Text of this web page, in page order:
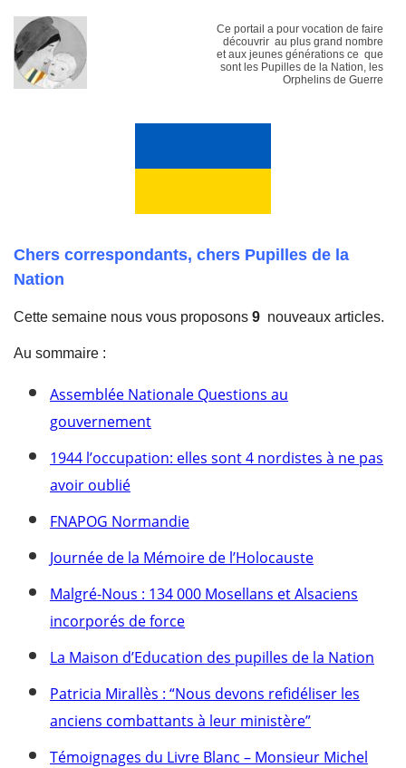
Ce portail a pour vocation de faire
découvrir au plus grand nombre
et aux jeunes générations ce que
sont les Pupilles de la Nation, les
Orphelins de Guerre
Chers correspondants, chers Pupilles de la
Nation
Cette semaine nous vous proposons 9 nouveaux articles.
Au sommaire :
Assemblée Nationale Questions au
gouvernement
1944 l’occupation: elles sont 4 nordistes à ne pas
avoir oublié
FNAPOG Normandie
Journée de la Mémoire de l’Holocauste
Malgré-Nous : 134 000 Mosellans et Alsaciens
incorporés de force
La Maison d’Education des pupilles de la Nation
Patricia Mirallès : “Nous devons refidéliser les
anciens combattants à leur ministère”
Témoignages du Livre Blanc – Monsieur Michel